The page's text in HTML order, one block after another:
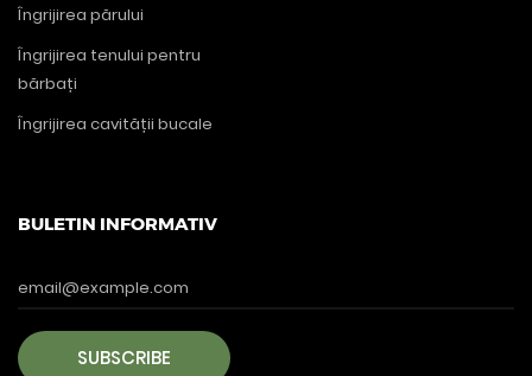
Îngrijirea părului
Îngrijirea tenului pentru
bărbați
Îngrijirea cavității bucale
BULETIN INFORMATIV
SUBSCRIBE